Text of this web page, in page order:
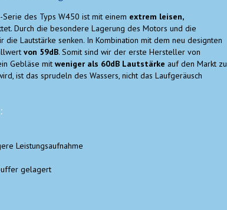
des Typs W450 ist mit einem extrem leisen,
Durch die besondere Lagerung des Motors und die
Lautstärke senken. In Kombination mit dem neu designten
von 59dB. Somit sind wir der erste Hersteller von
Gebläse mitweniger als 60dB Lautstärke auf den Markt zu
ist das sprudeln des Wassers, nicht das Laufgeräusch
Leistungsaufnahme
gelagert